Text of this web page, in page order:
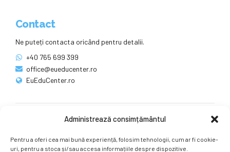
Administrează consimțământul
Pentru a oferi cea mai bună experiență, folosim tehnologii, cum ar fi cookie-
uri, pentru a stoca și/sau accesa informațiile despre dispozitive.
Contact
Ne puteți contacta oricând pentru detalii.
+40 765 699 399
office@eueducenter.ro
EuEduCenter.ro
Ne puteți găsi și pe rețelele sociale.